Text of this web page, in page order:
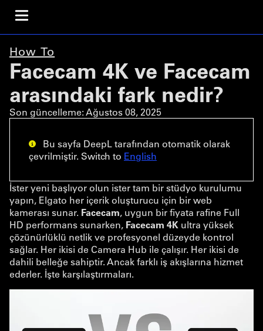
How To
Facecam 4K ve Facecam
arasındaki fark nedir?
Son güncelleme:Ağustos 08, 2025
Bu sayfa DeepL tarafından otomatik olarak
çevrilmiştir. Switch to English
İster yeni başlıyor olun ister tam bir stüdyo kurulumu
yapın, Elgato her içerik oluşturucu için bir web
kamerası sunar. Facecam, uygun bir fiyata rafine Full
HD performans sunarken, Facecam 4K ultra yüksek
çözünürlüklü netlik ve profesyonel düzeyde kontrol
sağlar. Her ikisi de Camera Hub ile çalışır. Her ikisi de
dahili belleğe sahiptir. Ancak farklı iş akışlarına hizmet
ederler. İşte karşılaştırmaları.